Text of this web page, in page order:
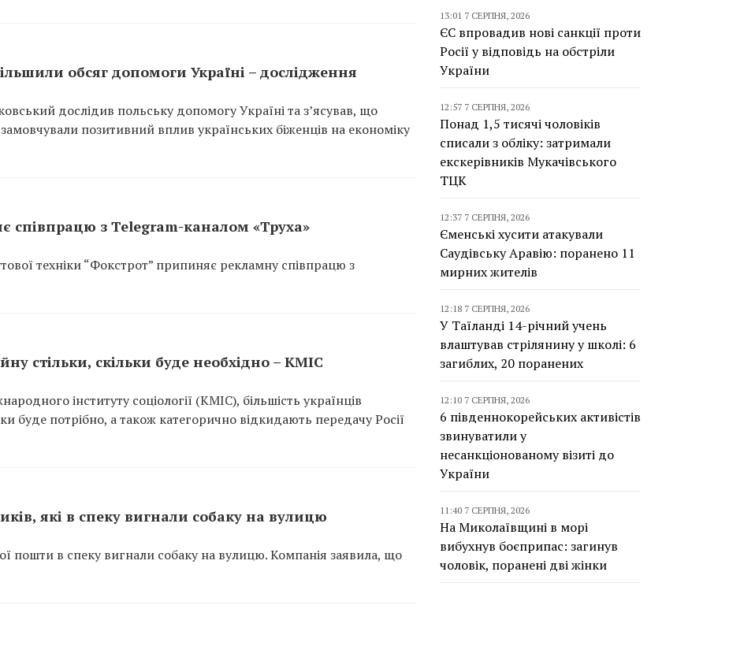
обсяг допомоги Україні – дослідження
дослідив польську допомогу Україні та з’ясував, що
позитивний вплив українських біженців на економіку
співпрацю з Telegram-каналом «Труха»
техніки “Фокстрот” припиняє рекламну співпрацю з
стільки, скільки буде необхідно – КМІС
інституту соціології (КМІС), більшість українців
буде потрібно, а також категорично відкидають передачу Росії
які в спеку вигнали собаку на вулицю
пошти в спеку вигнали собаку на вулицю. Компанія заявила, що
13:01 7 СЕРПНЯ, 2026
ЄС впровадив нові санкції проти
Росії у відповідь на обстріли
України
12:57 7 СЕРПНЯ, 2026
Понад 1,5 тисячі чоловіків
списали з обліку: затримали
екскерівників Мукачівського
ТЦК
12:37 7 СЕРПНЯ, 2026
Єменські хусити атакували
Саудівську Аравію: поранено 11
мирних жителів
12:18 7 СЕРПНЯ, 2026
У Таїланді 14-річний учень
влаштував стрілянину у школі: 6
загиблих, 20 поранених
12:10 7 СЕРПНЯ, 2026
6 південнокорейських активістів
звинуватили у
несанкціонованому візиті до
України
11:40 7 СЕРПНЯ, 2026
На Миколаївщині в морі
вибухнув боєприпас: загинув
чоловік, поранені дві жінки